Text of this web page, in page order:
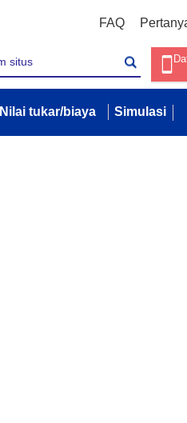
FAQ
Nilai tukar/biaya Simulasi